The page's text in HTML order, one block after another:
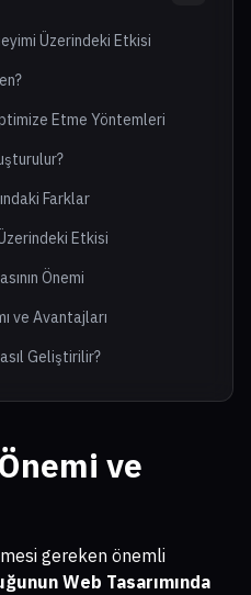
Üzerindeki Etkisi
Etme Yöntemleri
Farklar
Etkisi
Önemi
ve Avantajları
Geliştirilir?
Önemi ve
gereken önemli
Web Tasarımında